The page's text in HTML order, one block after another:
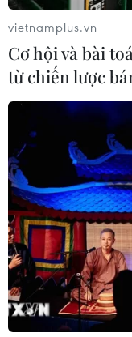
vietnamplus.vn
Cơ hội và bài
từ chiến lược